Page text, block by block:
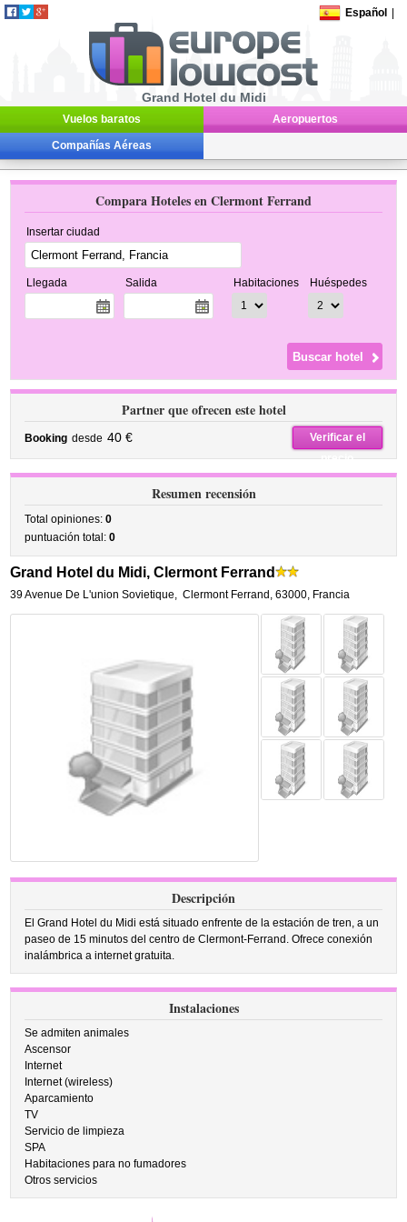
Español
Grand Hotel du Midi
Vuelos baratos Aeropuertos
Compañías Aéreas
Compara Hoteles en Clermont Ferrand
Insertar ciudad
Llegada Salida Habitaciones Huéspedes
Partner que ofrecen este hotel
Booking desde 40 €
Verificar el
precio
Resumen recensión
Total opiniones:0
puntuación total:0
Grand Hotel du Midi, Clermont Ferrand
39 Avenue De L'union Sovietique, Clermont Ferrand ,63000, Francia
Descripción
El Grand Hotel du Midi está situado enfrente de la estación de tren, a un
paseo de 15 minutos del centro de Clermont-Ferrand. Ofrece conexión
inalámbrica a internet gratuita.
Instalaciones
Se admiten animales
Ascensor
Internet
Internet (wireless)
Aparcamiento
TV
Servicio de limpieza
SPA
Habitaciones para no fumadores
Otros servicios